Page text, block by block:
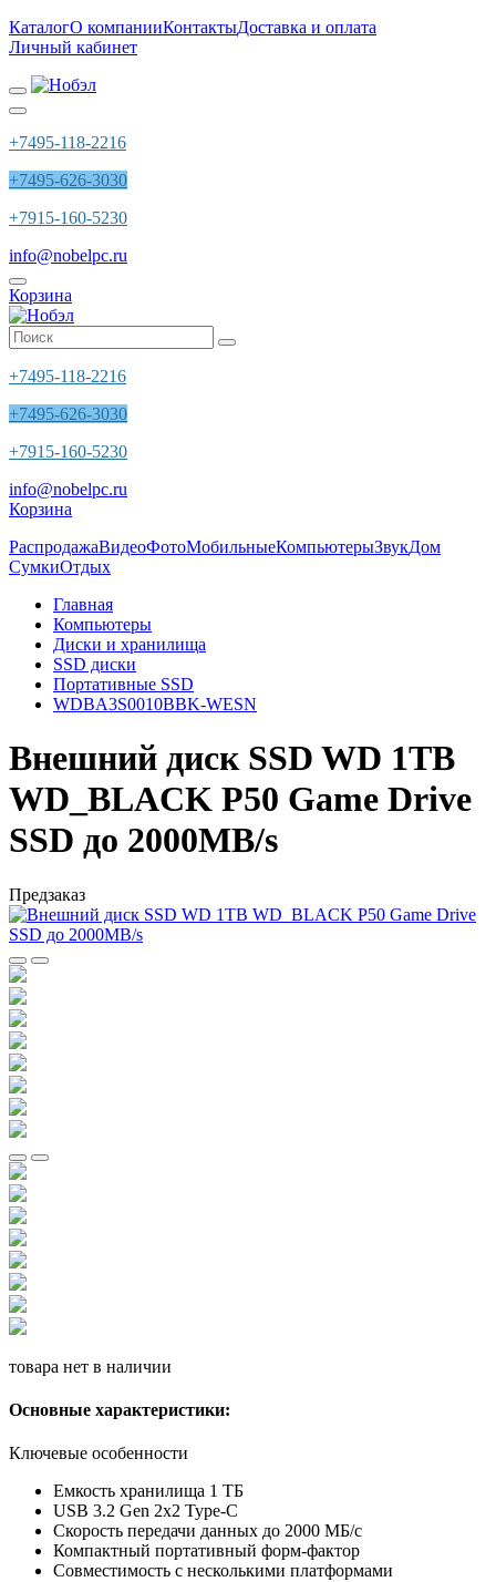
КаталогО компанииКонтактыДоставка и оплата
Личный кабинет
+7495-118-2216
+7495-626-3030
+7915-160-5230
info@nobelpc.ru
Корзина
+7495-118-2216
+7495-626-3030
+7915-160-5230
info@nobelpc.ru
Корзина
РаспродажаВидеоФотоМобильныеКомпьютерыЗвукДом
СумкиОтдых
Главная
Компьютеры
Диски и хранилища
SSD диски
Портативные SSD
WDBA3S0010BBK-WESN
Внешний диск SSD WD 1TB
WD_BLACK P50 Game Drive
SSD до 2000MB/s
Предзаказ
товара нет в наличии
Основные характеристики:
Ключевые особенности
Емкость хранилища 1 ТБ
USB 3.2 Gen 2x2 Type-C
Скорость передачи данных до 2000 МБ/с
Компактный портативный форм-фактор
Совместимость с несколькими платформами